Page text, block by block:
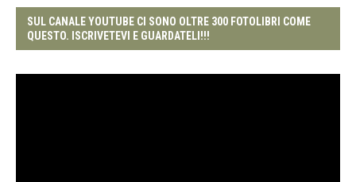
SUL CANALE YOUTUBE CI SONO OLTRE 300 FOTOLIBRI COME
QUESTO. ISCRIVETEVI E GUARDATELI!!!